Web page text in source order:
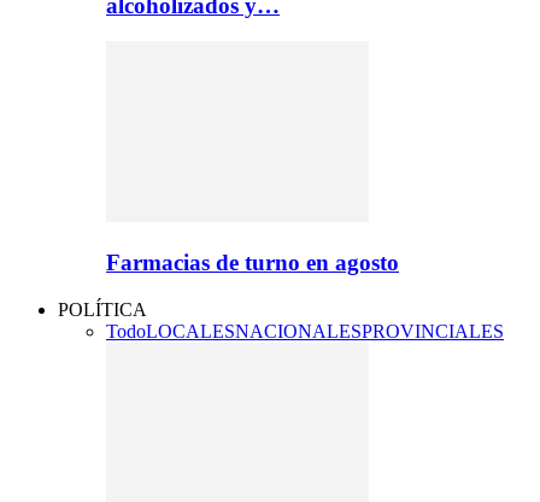
Farmacias de turno en agosto
POLÍTICA
TodoLOCALESNACIONALESPROVINCIALES